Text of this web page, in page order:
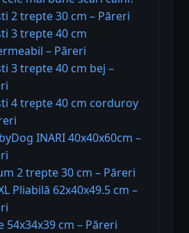
2 trepte 30 cm – Păreri
3 trepte 40 cm
– Păreri
3 trepte 40 cm bej –
4 trepte 40 cm corduroy
INARI 40x40x60cm –
2 trepte 30 cm – Păreri
Pliabilă 62x40x49.5 cm –
54x34x39 cm – Păreri